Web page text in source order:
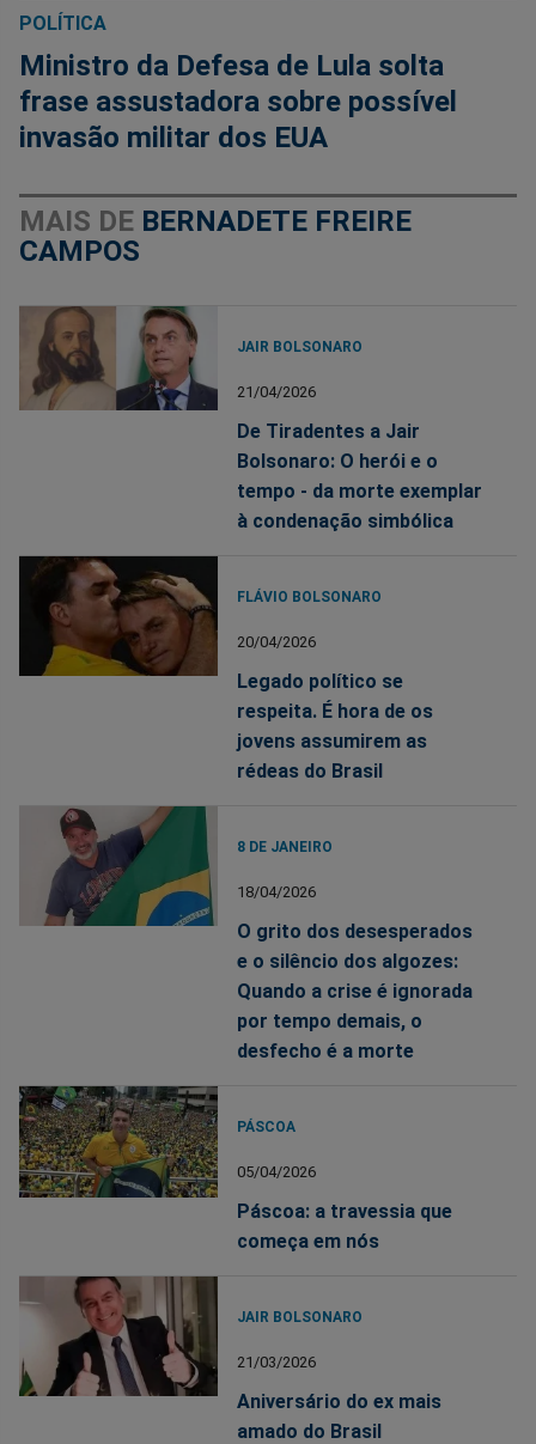
POLÍTICA
Ministro da Defesa de Lula solta
frase assustadora sobre possível
invasão militar dos EUA
MAIS DE BERNADETE FREIRE
CAMPOS
JAIR BOLSONARO
21/04/2026
De Tiradentes a Jair
Bolsonaro: O herói e o
tempo - da morte exemplar
à condenação simbólica
FLÁVIO BOLSONARO
20/04/2026
Legado político se
respeita. É hora de os
jovens assumirem as
rédeas do Brasil
8 DE JANEIRO
18/04/2026
O grito dos desesperados
e o silêncio dos algozes:
Quando a crise é ignorada
por tempo demais, o
desfecho é a morte
PÁSCOA
05/04/2026
Páscoa: a travessia que
começa em nós
JAIR BOLSONARO
21/03/2026
Aniversário do ex mais
amado do Brasil